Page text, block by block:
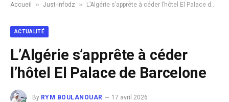
Accueil » Just-infodz » L’Algérie s’apprête à céder l’hôtel El Palace de Barcelone
ACTUALITÉ
L’Algérie s’apprête à céder
l’hôtel El Palace de Barcelone
By RYM BOULANOUAR
17 avril 2026